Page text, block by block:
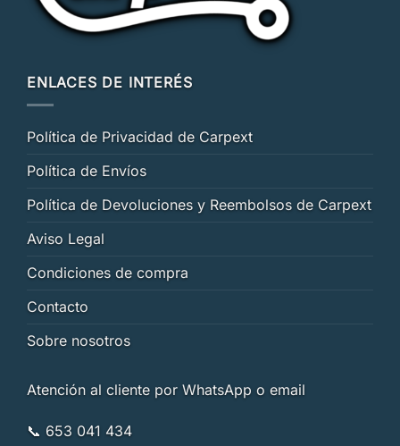
ENLACES DE INTERÉS
Política de Privacidad de Carpext
Política de Envíos
Política de Devoluciones y Reembolsos de Carpext
Aviso Legal
Condiciones de compra
Contacto
Sobre nosotros
Atención al cliente por WhatsApp o email
📞 653 041 434